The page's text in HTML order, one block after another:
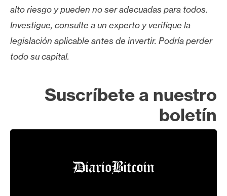
alto riesgo y pueden no ser adecuadas para todos.
Investigue, consulte a un experto y verifique la
legislación aplicable antes de invertir. Podría perder
todo su capital.
Suscríbete a nuestro
boletín